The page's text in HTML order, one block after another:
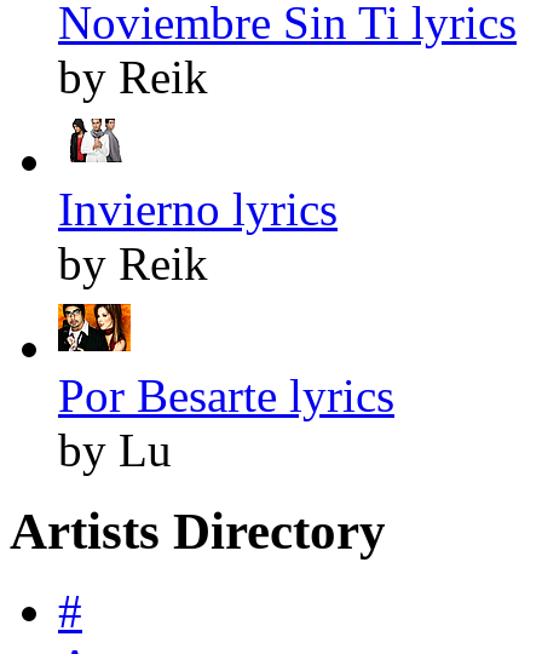
Noviembre Sin Ti lyrics
by Reik
Invierno lyrics
by Reik
Por Besarte lyrics
by Lu
Artists Directory
#